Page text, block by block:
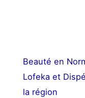
Beauté en
Lofeka et
la région